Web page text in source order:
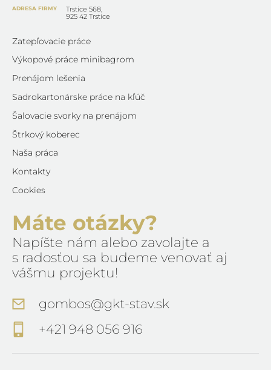
ADRESA FIRMY
Trstice 568,
925 42 Trstice
Zatepľovacie práce
Výkopové práce minibagrom
Prenájom lešenia
Sadrokartonárske práce na kľúč
Šalovacie svorky na prenájom
Štrkový koberec
Naša práca
Kontakty
Cookies
Máte otázky?
Napíšte nám alebo zavolajte a
s radosťou sa budeme venovať aj
vášmu projektu!
gombos@gkt-stav.sk
+421 948 056 916